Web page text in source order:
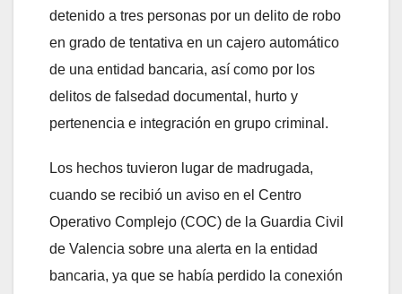
detenido a tres personas por un delito de robo
en grado de tentativa en un cajero automático
de una entidad bancaria, así como por los
delitos de falsedad documental, hurto y
pertenencia e integración en grupo criminal.
Los hechos tuvieron lugar de madrugada,
cuando se recibió un aviso en el Centro
Operativo Complejo (COC) de la Guardia Civil
de Valencia sobre una alerta en la entidad
bancaria, ya que se había perdido la conexión